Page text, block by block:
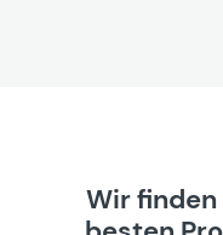
Wir